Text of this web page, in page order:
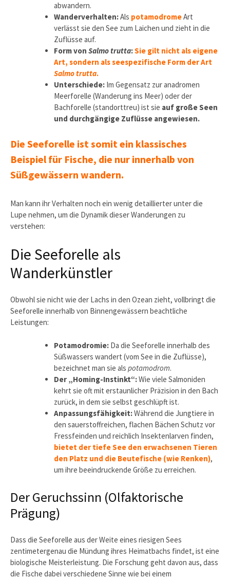
abwandern.
Wanderverhalten:Als potamodromeArt
verlässt sie den See zum Laichen und zieht in die
Zuflüsse auf.
Form von Salmo trutta:Sie gilt nicht als eigene
Art, sondern als seespezifische Form der Art
Salmo trutta.
Unterschiede: Im Gegensatz zur anadromen
Meerforelle (Wanderung ins Meer) oder der
Bachforelle (standorttreu) ist sie auf große Seen
und durchgängige Zuflüsse angewiesen.
Die Seeforelle ist somit ein klassisches
Beispiel für Fische, die nur innerhalb von
Süßgewässern wandern.
Man kann ihr Verhalten noch ein wenig detaillierter unter die
Lupe nehmen, um die Dynamik dieser Wanderungen zu
verstehen:
Die Seeforelle als
Wanderkünstler
Obwohl sie nicht wie der Lachs in den Ozean zieht, vollbringt die
Seeforelle innerhalb von Binnengewässern beachtliche
Leistungen:
Potamodromie: Da die Seeforelle innerhalb des
Süßwassers wandert (vom See in die Zuflüsse),
bezeichnet man sie als potamodrom.
Der „Homing-Instinkt“:Wie viele Salmoniden
kehrt sie oft mit erstaunlicher Präzision in den Bach
zurück, in dem sie selbst geschlüpft ist.
Anpassungsfähigkeit:Während die Jungtiere in
den sauerstoffreichen, flachen Bächen Schutz vor
Fressfeinden und reichlich Insektenlarven finden,
bietet der tiefe See den erwachsenen Tieren
den Platz und die Beutefische (wie Renken),
um ihre beeindruckende Größe zu erreichen.
Der Geruchssinn (Olfaktorische
Prägung)
Dass die Seeforelle aus der Weite eines riesigen Sees
zentimetergenau die Mündung ihres Heimatbachs findet, ist eine
biologische Meisterleistung. Die Forschung geht davon aus, dass
die Fische dabei verschiedene Sinne wie bei einem